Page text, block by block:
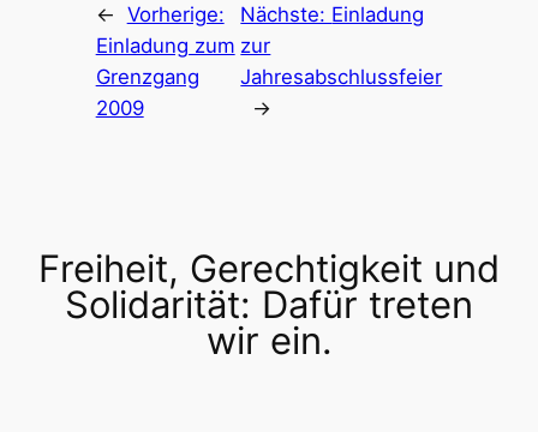
← Vorherige:
Einladung zum
Grenzgang
2009
Nächste: Einladung
zur
Jahresabschlussfeier
→
Freiheit, Gerechtigkeit und
Solidarität: Dafür treten
wir ein.